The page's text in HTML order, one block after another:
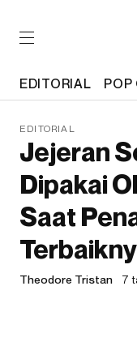
EDITORIAL POP
EDITORIAL
Jejeran
Dipakai
Saat
Theodore Tristan 7